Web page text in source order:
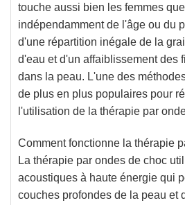
touche aussi bien les femmes
indépendamment de l'âge ou du
d'une répartition inégale de la
d'eau et d'un affaiblissement des
dans la peau. L'une des
de plus en plus populaires pour
l'utilisation de la thérapie par
Comment fonctionne la thérapie
La thérapie par ondes de choc
acoustiques à haute énergie qui
couches profondes de la peau et